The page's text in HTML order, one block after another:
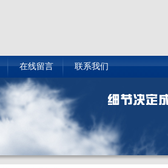
在线留言 联系我们